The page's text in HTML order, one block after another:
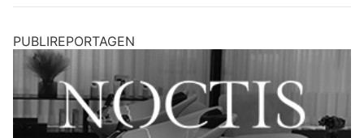
PUBLIREPORTAGEN